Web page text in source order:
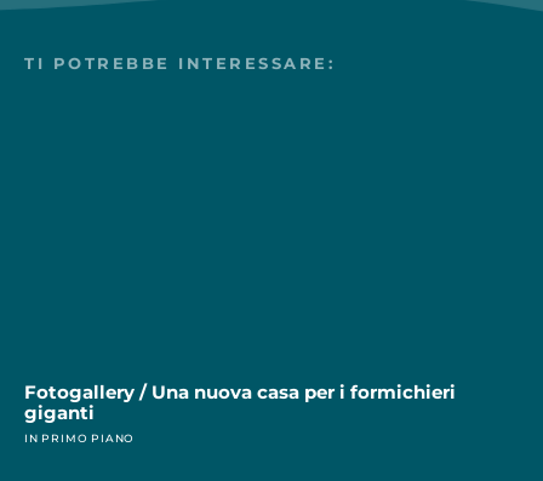
TI POTREBBE INTERESSARE:
Fotogallery / Una nuova casa per i formichieri
giganti
IN PRIMO PIANO